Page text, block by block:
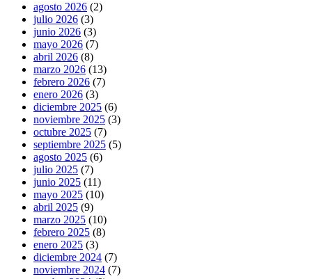
agosto 2026 (2)
julio 2026 (3)
junio 2026 (3)
mayo 2026 (7)
abril 2026 (8)
marzo 2026 (13)
febrero 2026 (7)
enero 2026 (3)
diciembre 2025 (6)
noviembre 2025 (3)
octubre 2025 (7)
septiembre 2025 (5)
agosto 2025 (6)
julio 2025 (7)
junio 2025 (11)
mayo 2025 (10)
abril 2025 (9)
marzo 2025 (10)
febrero 2025 (8)
enero 2025 (3)
diciembre 2024 (7)
noviembre 2024 (7)